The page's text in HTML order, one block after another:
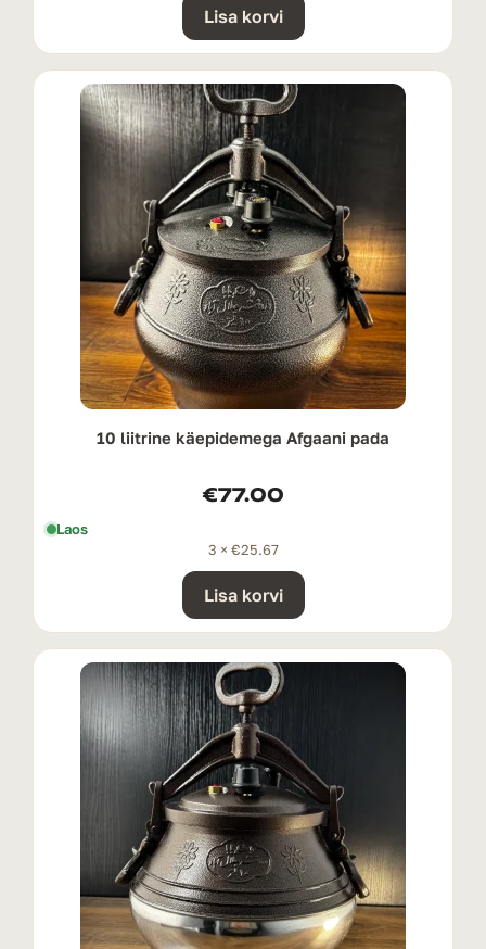
Lisa korvi
10 liitrine käepidemega Afgaani pada
€77.00
Laos
3 × €25.67
Lisa korvi